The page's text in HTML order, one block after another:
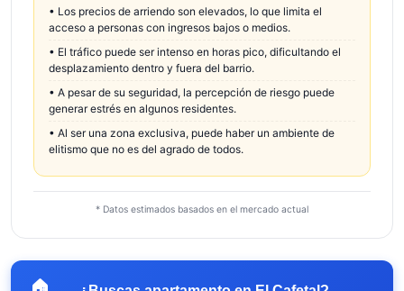
• Los precios de arriendo son elevados, lo que limita el
acceso a personas con ingresos bajos o medios.
• El tráfico puede ser intenso en horas pico, dificultando el
desplazamiento dentro y fuera del barrio.
• A pesar de su seguridad, la percepción de riesgo puede
generar estrés en algunos residentes.
• Al ser una zona exclusiva, puede haber un ambiente de
elitismo que no es del agrado de todos.
* Datos estimados basados en el mercado actual